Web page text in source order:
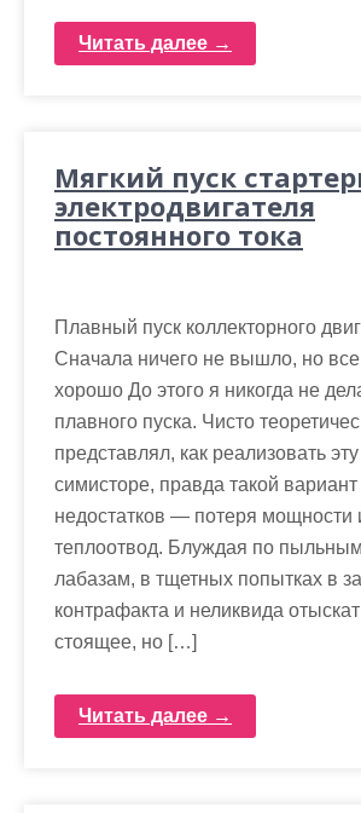
Читать далее →
Мягкий пуск
электродвигателя
постоянного тока
Плавный пуск коллекторного
Сначала ничего не вышло, но все
хорошо До этого я никогда не
плавного пуска. Чисто
представлял, как реализовать
симисторе, правда такой вариант
недостатков — потеря мощности
теплоотвод. Блуждая по
лабазам, в тщетных попытках в
контрафакта и неликвида
стоящее, но […]
Читать далее →